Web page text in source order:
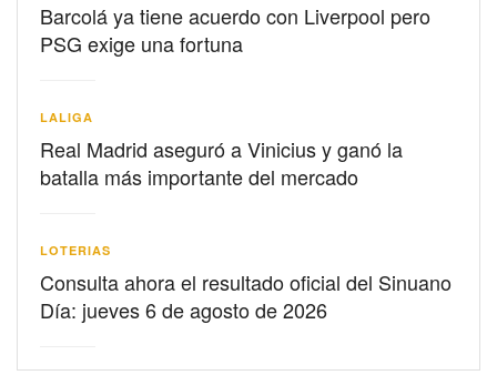
Barcolá ya tiene acuerdo con Liverpool pero
PSG exige una fortuna
LALIGA
Real Madrid aseguró a Vinicius y ganó la
batalla más importante del mercado
LOTERIAS
Consulta ahora el resultado oficial del Sinuano
Día: jueves 6 de agosto de 2026